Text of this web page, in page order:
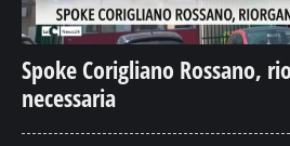
Spoke Corigliano Rossano,
necessaria